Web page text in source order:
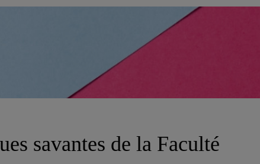
savantes de la Faculté